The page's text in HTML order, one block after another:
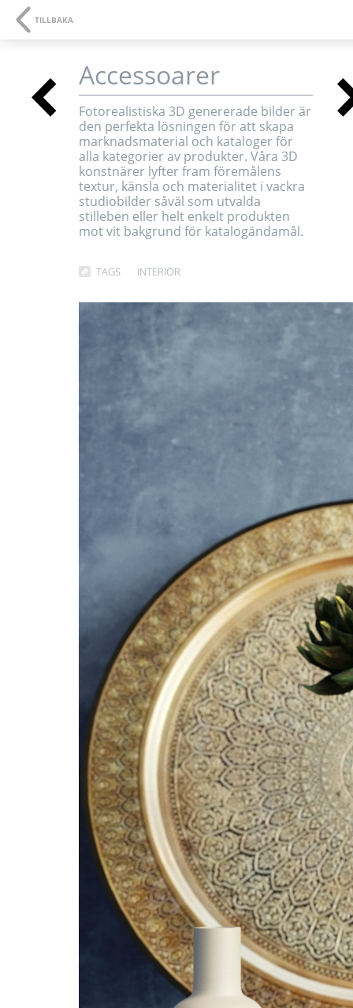
NAVIGATION
TILLBAKA
3D-visualiseringar
multimedia
Tre dimensioner
ESTETIK
KVALITE
NÄRHET
3D House har producerat
marknadsledande 3D grafiska
visualiseringar och multimedia lösningar
sedan 2005. Våra tre dimensioner är
estetik, kvalité och närhet.
Välkommen!
För information och beställning
kontakta oss på
08-716 87 50
info@3dhouse.se
Nyheter
<
Accessoarer
Fotorealistiska 3D genererade bilder är
den perfekta lösningen för att skapa
marknadsmaterial och kataloger för
alla kategorier av produkter. Våra 3D
konstnärer lyfter fram föremålens
textur, känsla och materialitet i vackra
studiobilder såväl som utvalda
stilleben eller helt enkelt produkten
mot vit bakgrund för katalogändamål.
TAGS INTERIÖR